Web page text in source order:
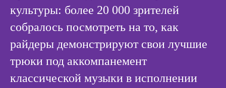
культуры: более 20 000 зрителей
собралось посмотреть на то, как
райдеры демонстрируют свои лучшие
трюки под аккомпанемент
классической музыки в исполнении